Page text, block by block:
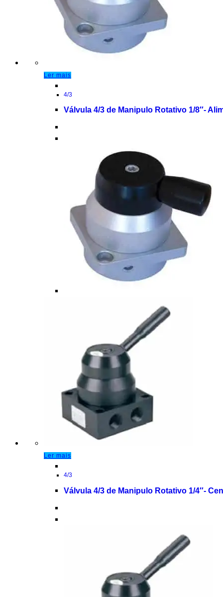
Ler mais
4/3
Válvula 4/3 de Manipulo Rotativo 1/8″-
Ler mais
4/3
Válvula 4/3 de Manipulo Rotativo 1/4″-